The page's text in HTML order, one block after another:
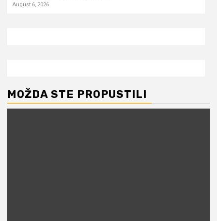
August 6, 2026
MOŽDA STE PROPUSTILI